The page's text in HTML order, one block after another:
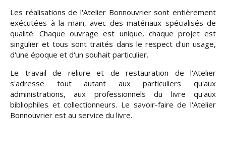
Les réalisations de l'Atelier Bonnouvrier sont entièrement
exécutées à la main, avec des matériaux spécialisés de
qualité. Chaque ouvrage est unique, chaque projet est
singulier et tous sont traités dans le respect d'un usage,
d'une époque et d'un souhait particulier.
Le travail de reliure et de restauration de l'Atelier
s'adresse tout autant aux particuliers qu'aux
administrations, aux professionnels du livre qu'aux
bibliophiles et collectionneurs. Le savoir-faire de l'Atelier
Bonnouvrier est au service du livre.